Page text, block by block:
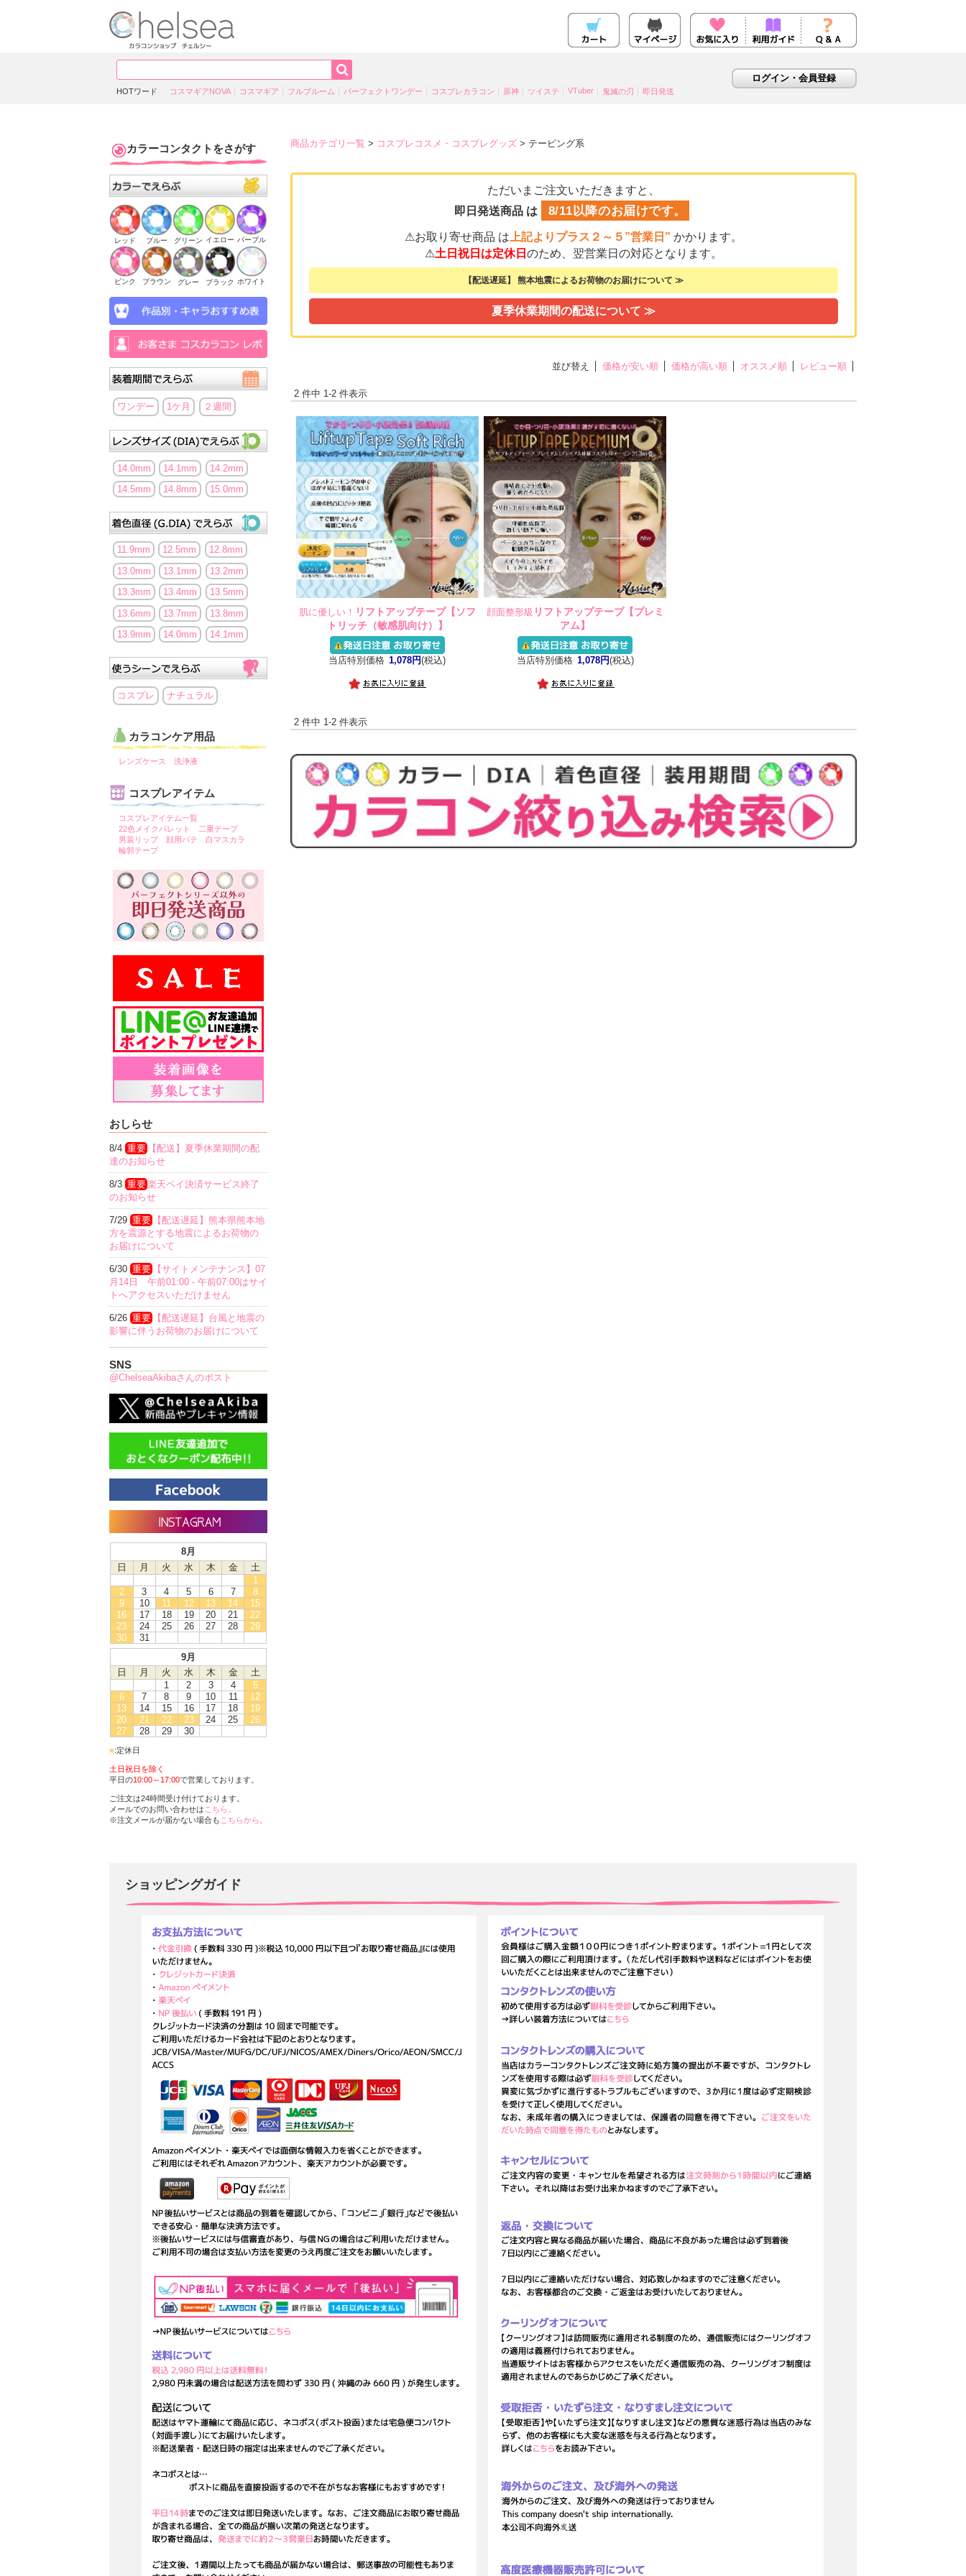
HOTワード コスマギアNOVA コスマギア フルブルーム パーフェクトワンデー コスプレカラコン 原神 ツイステ VTuber 鬼滅の刃 即日発送
カラーコンタクトをさがす
レッド ブルー グリーン イエロー パープル
ピンク ブラウン グレー ブラック ホワイト
ワンデー 1ケ月 ２週間
14.0mm 14.1mm
14.2mm
14.5mm
14.8mm 15.0mm
11.9mm 12.5mm
12.8mm
13.0mm
13.1mm
13.2mm
13.3mm
13.4mm
13.5mm
13.6mm
13.7mm
13.8mm
13.9mm
14.0mm 14.1mm
コスプレ ナチュラル
カラコンケア用品
レンズケース 洗浄液
コスプレアイテム
コスプレアイテム一覧
22色メイクパレット
二重テープ
男装リップ
顔用パテ
白マスカラ
輪郭テープ
おしらせ
8/4 重要
【配送】夏季休業期間の配
達のお知らせ
8/3 重要楽天ペイ決済サービス終了
のお知らせ
7/29 重要
【配送遅延】熊本県熊本地
方を震源とする地震によるお荷物の
お届けについて
6/30 重要
【サイトメンテナンス】07
月14日 午前01:00 - 午前07:00はサイ
トへアクセスいただけません
6/26 重要
【配送遅延】台風と地震の
影響に伴うお荷物のお届けについて
SNS
@ChelseaAkibaさんのポスト
8月
日
月 火 水 木 金
土
1
2
3 4 5 6 7
8
9
10 11 12 13 14
15
16
17 18 19 20 21
22
23
24 25 26 27 28
29
30
31
9月
日
月 火 水 木 金
土
1
2 3 4
5
6
7 8 9 10 11
12
13
14 15 16 17 18
19
20
21 22 23 24 25
26
27
28 29 30
■:定休日
土日祝日を除く
平日の10:00～17:00で営業しております。
ご注文は24時間受け付けております。
メールでのお問い合わせは こちら。
※注文メールが届かない場合も こちらから。
商品カテゴリ一覧 > コスプレコスメ・コスプレグッズ > テーピング系
ただいまご注文いただきますと、
即日発送商品 は
8/11以降のお届けです。
⚠お取り寄せ商品 は 上記よりプラス２～５”営業日” かかります。
⚠土日祝日は定休日 のため、翌営業日の対応となります。
【配送遅延】 熊本地震によるお荷物のお届けについて ≫
夏季休業期間の配送について ≫
並び替え 価格が安い順 価格が高い順 オススメ順 レビュー順
2 件中 1-2 件表示
肌に優しい！ リフトアップテープ【ソフ
トリッチ（敏感肌向け）】
当店特別価格 1,078円(税込)
顔面整形級 リフトアップテープ【プレミ
アム】
当店特別価格 1,078円(税込)
2 件中 1-2 件表示
ショッピングガイド